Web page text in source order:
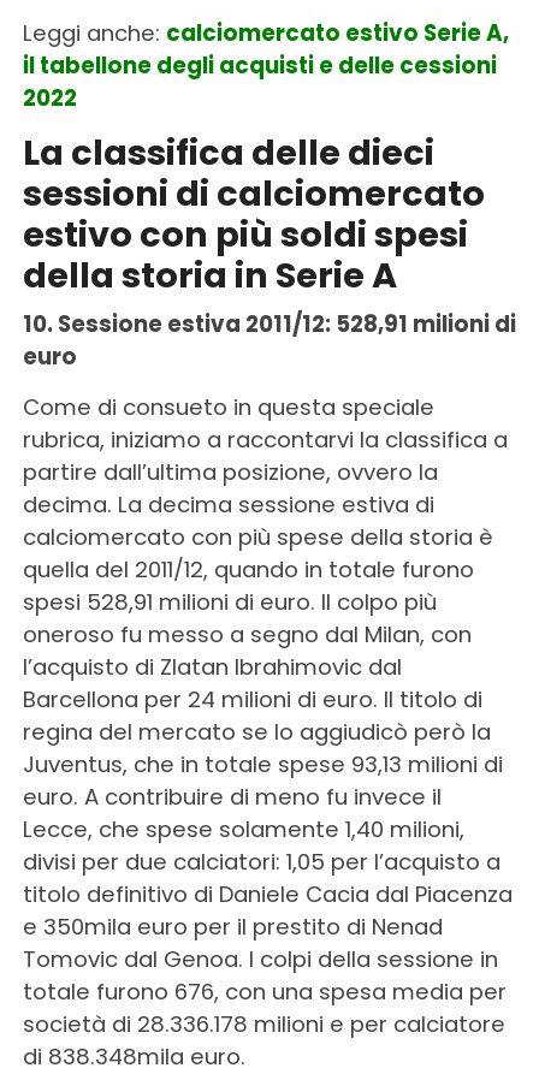
Leggi anche: calciomercato estivo Serie A,
il tabellone degli acquisti e delle cessioni
2022
La classifica delle dieci
sessioni di calciomercato
estivo con più soldi spesi
della storia in Serie A
10. Sessione estiva 2011/12: 528,91 milioni di
euro
Come di consueto in questa speciale
rubrica, iniziamo a raccontarvi la classifica a
partire dall’ultima posizione, ovvero la
decima. La decima sessione estiva di
calciomercato con più spese della storia è
quella del 2011/12, quando in totale furono
spesi 528,91 milioni di euro. Il colpo più
oneroso fu messo a segno dal Milan, con
l’acquisto di Zlatan Ibrahimovic dal
Barcellona per 24 milioni di euro. Il titolo di
regina del mercato se lo aggiudicò però la
Juventus, che in totale spese 93,13 milioni di
euro. A contribuire di meno fu invece il
Lecce, che spese solamente 1,40 milioni,
divisi per due calciatori: 1,05 per l’acquisto a
titolo definitivo di Daniele Cacia dal Piacenza
e 350mila euro per il prestito di Nenad
Tomovic dal Genoa. I colpi della sessione in
totale furono 676, con una spesa media per
società di 28.336.178 milioni e per calciatore
di 838.348mila euro.